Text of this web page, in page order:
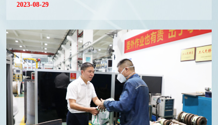
集团党委副书记、副总经理、工会主席陈红兵，党群人力资源
部副部长（主持工作）曾祥勇到会指导。在集体学习会前，公
司领导班子进行了自学，
2023-08-29